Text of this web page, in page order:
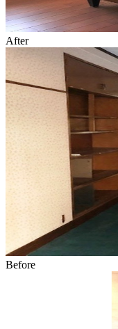
After
Before